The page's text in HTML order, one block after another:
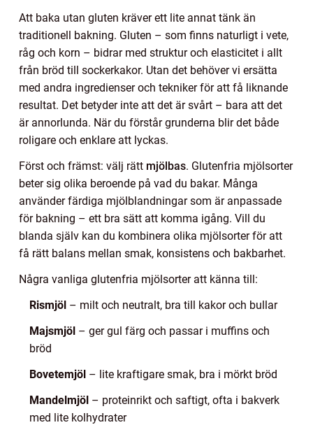
Att baka utan gluten kräver ett lite annat tänk än
traditionell bakning. Gluten – som finns naturligt i vete,
råg och korn – bidrar med struktur och elasticitet i allt
från bröd till sockerkakor. Utan det behöver vi ersätta
med andra ingredienser och tekniker för att få liknande
resultat. Det betyder inte att det är svårt – bara att det
är annorlunda. När du förstår grunderna blir det både
roligare och enklare att lyckas.
Först och främst: välj rätt mjölbas. Glutenfria mjölsorter
beter sig olika beroende på vad du bakar. Många
använder färdiga mjölblandningar som är anpassade
för bakning – ett bra sätt att komma igång. Vill du
blanda själv kan du kombinera olika mjölsorter för att
få rätt balans mellan smak, konsistens och bakbarhet.
Några vanliga glutenfria mjölsorter att känna till:
Rismjöl – milt och neutralt, bra till kakor och bullar
Majsmjöl – ger gul färg och passar i muffins och
bröd
Bovetemjöl – lite kraftigare smak, bra i mörkt bröd
Mandelmjöl – proteinrikt och saftigt, ofta i bakverk
med lite kolhydrater